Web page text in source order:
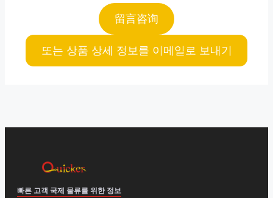
留言咨询
또는 상품 상세 정보를 이메일로 보내기
빠른 고객 국제 물류를 위한 정보